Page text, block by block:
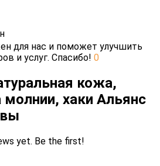
для нас и поможет улучшить
и услуг. Спасибо! 0
кожа,
хаки Альянс
yet. Be the first!